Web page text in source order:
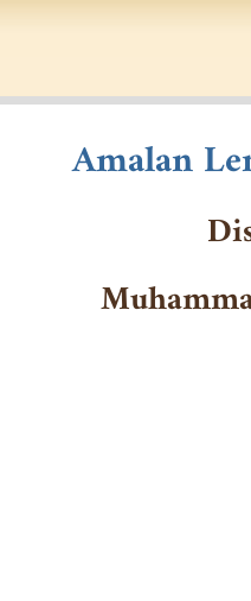
Amalan